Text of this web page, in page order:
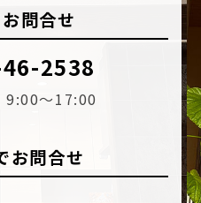
問合せ
2538
9:00～17:00
お問合せ